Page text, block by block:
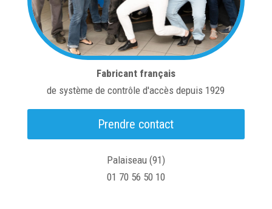
Fabricant français
de système de contrôle d'accès depuis 1929
Prendre contact
Palaiseau (91)
01 70 56 50 10